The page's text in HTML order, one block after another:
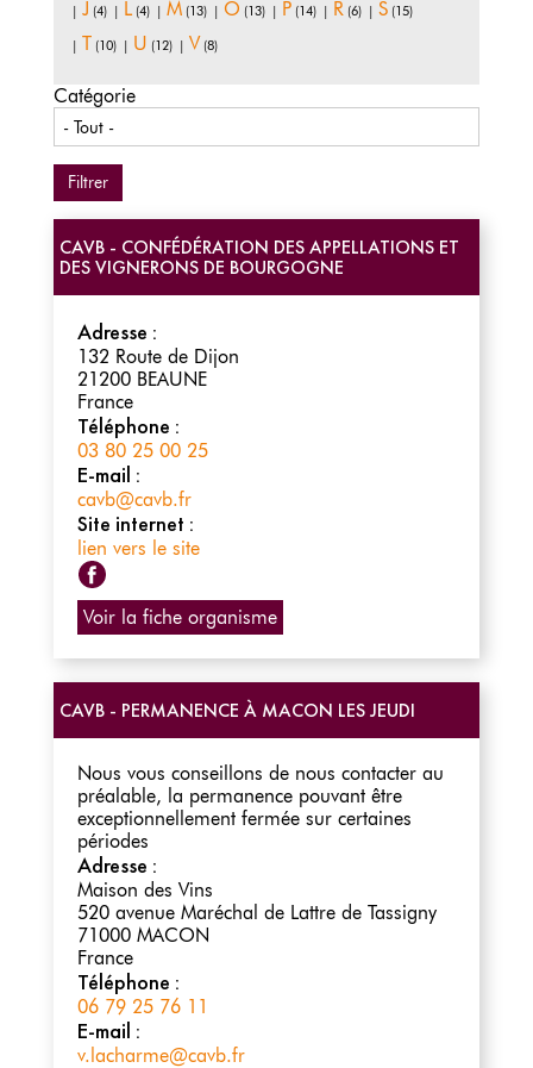
| J (4) | L (4) | M (13) | O (13) | P (14) | R (6) | S (15)
| T (10) | U (12) | V (8)
Catégorie
CAVB - CONFÉDÉRATION DES APPELLATIONS ET
DES VIGNERONS DE BOURGOGNE
Adresse :
132 Route de Dijon
21200 BEAUNE
France
Téléphone :
03 80 25 00 25
E-mail :
cavb@cavb.fr
Site internet :
lien vers le site
Page Facebook
Voir la fiche organisme
CAVB - PERMANENCE À MACON LES JEUDI
Nous vous conseillons de nous contacter au
préalable, la permanence pouvant être
exceptionnellement fermée sur certaines
périodes
Adresse :
Maison des Vins
520 avenue Maréchal de Lattre de Tassigny
71000 MACON
France
Téléphone :
06 79 25 76 11
E-mail :
v.lacharme@cavb.fr